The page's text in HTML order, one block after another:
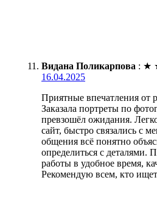
Видана Поликарпова : ★
16.04.2025
Приятные впечатления от
Заказала портреты по
превзошёл ожидания.
сайт, быстро связались с
общения всё понятно
определиться с деталями.
работы в удобное время,
Рекомендую всем, кто